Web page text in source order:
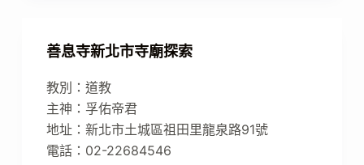
善息寺新北市寺廟探索
教別：道教
主神：孚佑帝君
地址：新北市土城區祖田里龍泉路91號
電話：02-22684546